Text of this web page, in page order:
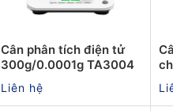
Cân phân tích điện tử
300g/0.0001g TA3004
Liên hệ